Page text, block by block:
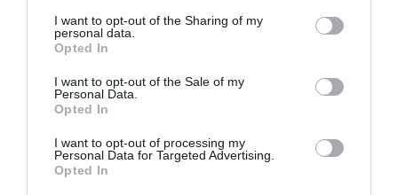
not limited to your visit or usage behaviour. You may click to
grant or deny consent to Google and its third-party tags to
use your data for below specified purposes in below Google
consent section.
I want to opt-out of the Sharing of my
personal data.
Opted In
I want to opt-out of the Sale of my
Personal Data.
Opted In
I want to opt-out of processing my
Personal Data for Targeted Advertising.
Opted In